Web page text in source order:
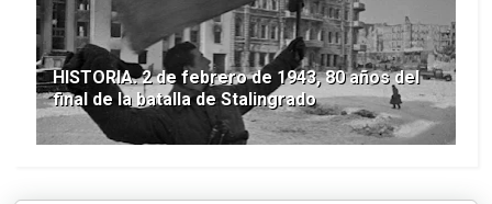
HISTORIA. 2 de febrero de 1943, 80 años del
final de la batalla de Stalingrado